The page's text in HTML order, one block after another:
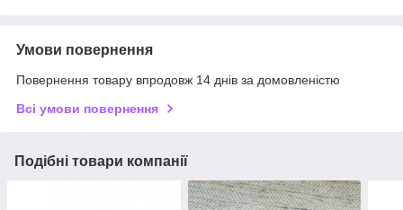
Умови повернення
Повернення товару впродовж 14 днів за домовленістю
Всі умови повернення
Подібні товари компанії